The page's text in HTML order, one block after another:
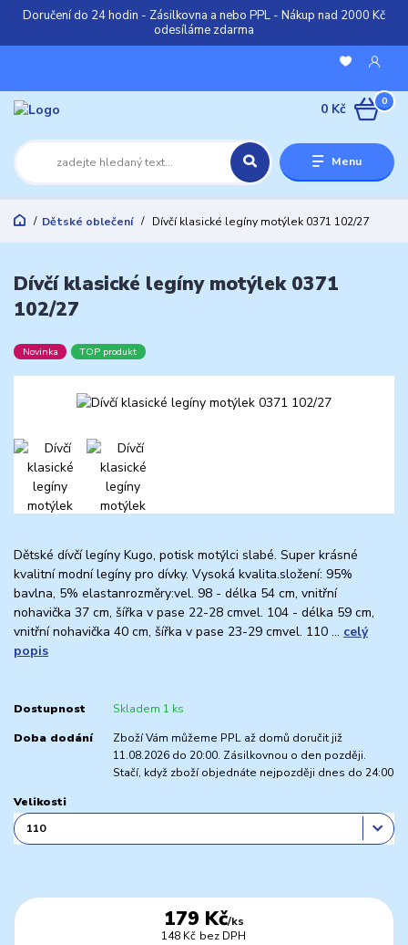
Doručení do 24 hodin - Zásilkovna a nebo PPL - Nákup nad 2000 Kč
odesíláme zdarma
Menu
0
0 Kč
Dětské oblečení Dívčí klasické legíny motýlek 0371 102/27
Dívčí klasické legíny motýlek 0371
102/27
Novinka TOP produkt
Dětské dívčí legíny Kugo, potisk motýlci slabé. Super krásné
kvalitní modní legíny pro dívky. Vysoká kvalita.složení: 95%
bavlna, 5% elastanrozměry:vel. 98 - délka 54 cm, vnitřní
nohavička 37 cm, šířka v pase 22-28 cmvel. 104 - délka 59 cm,
vnitřní nohavička 40 cm, šířka v pase 23-29 cmvel. 110 ... celý
popis
Dostupnost Skladem 1 ks
Doba dodání
Zboží Vám můžeme PPL až domů doručit již
11.08.2026 do 20:00. Zásilkovnou o den později.
Stačí, když zboží objednáte nejpozději dnes do 24:00
Velikosti
179 Kč/ks
148 Kč bez DPH